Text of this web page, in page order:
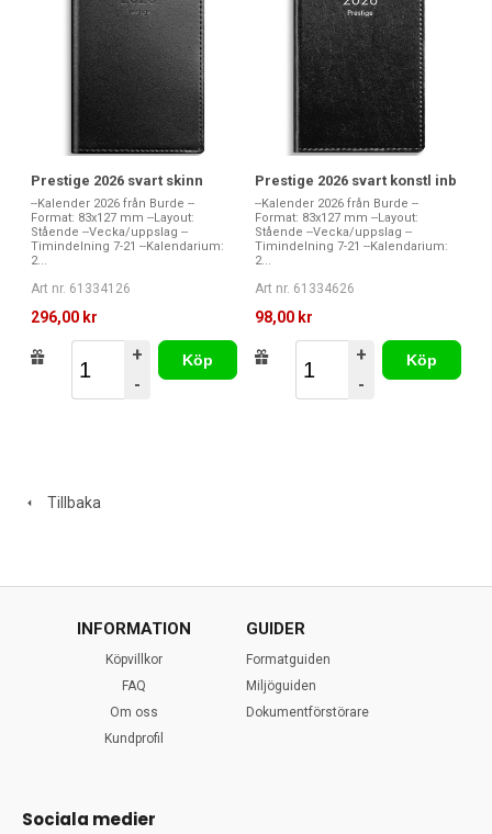
Prestige 2026 svart skinn
--Kalender 2026 från Burde --
Format: 83x127 mm --Layout:
Stående --Vecka/uppslag --
Timindelning 7-21 --Kalendarium:
2...
Art nr. 61334126
296,00 kr
+
-
Köp
Prestige 2026 svart konstl inb
--Kalender 2026 från Burde --
Format: 83x127 mm --Layout:
Stående --Vecka/uppslag --
Timindelning 7-21 --Kalendarium:
2...
Art nr. 61334626
98,00 kr
+
-
Köp
Tillbaka
INFORMATION
Köpvillkor
FAQ
Om oss
Kundprofil
GUIDER
Formatguiden
Miljöguiden
Dokumentförstörare
Sociala medier